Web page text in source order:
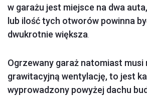
w garażu jest miejsce na dwa
lub ilość tych otworów powinna
dwukrotnie większa.
Ogrzewany garaż natomiast musi
grawitacyjną wentylację, to jest
wyprowadzony powyżej dachu